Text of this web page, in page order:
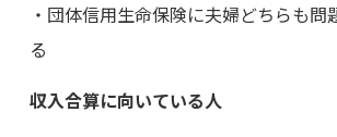
・団体信用生命保険に夫婦どちらも問
る
収入合算に向いている人